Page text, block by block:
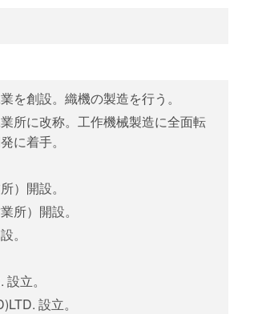
を創設。織機の製造を行う。
所に改称。工作機械製造に全面転
に着手。
）開設。
所）開設。
。
立。
設立。